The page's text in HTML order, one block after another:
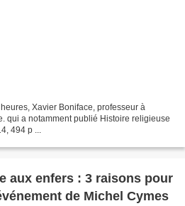
Xavier Boniface, professeur à
qui a notamment publié Histoire religieuse
494 p ...
aux enfers : 3 raisons pour
de Michel Cymes